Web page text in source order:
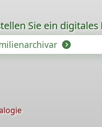
Sie ein